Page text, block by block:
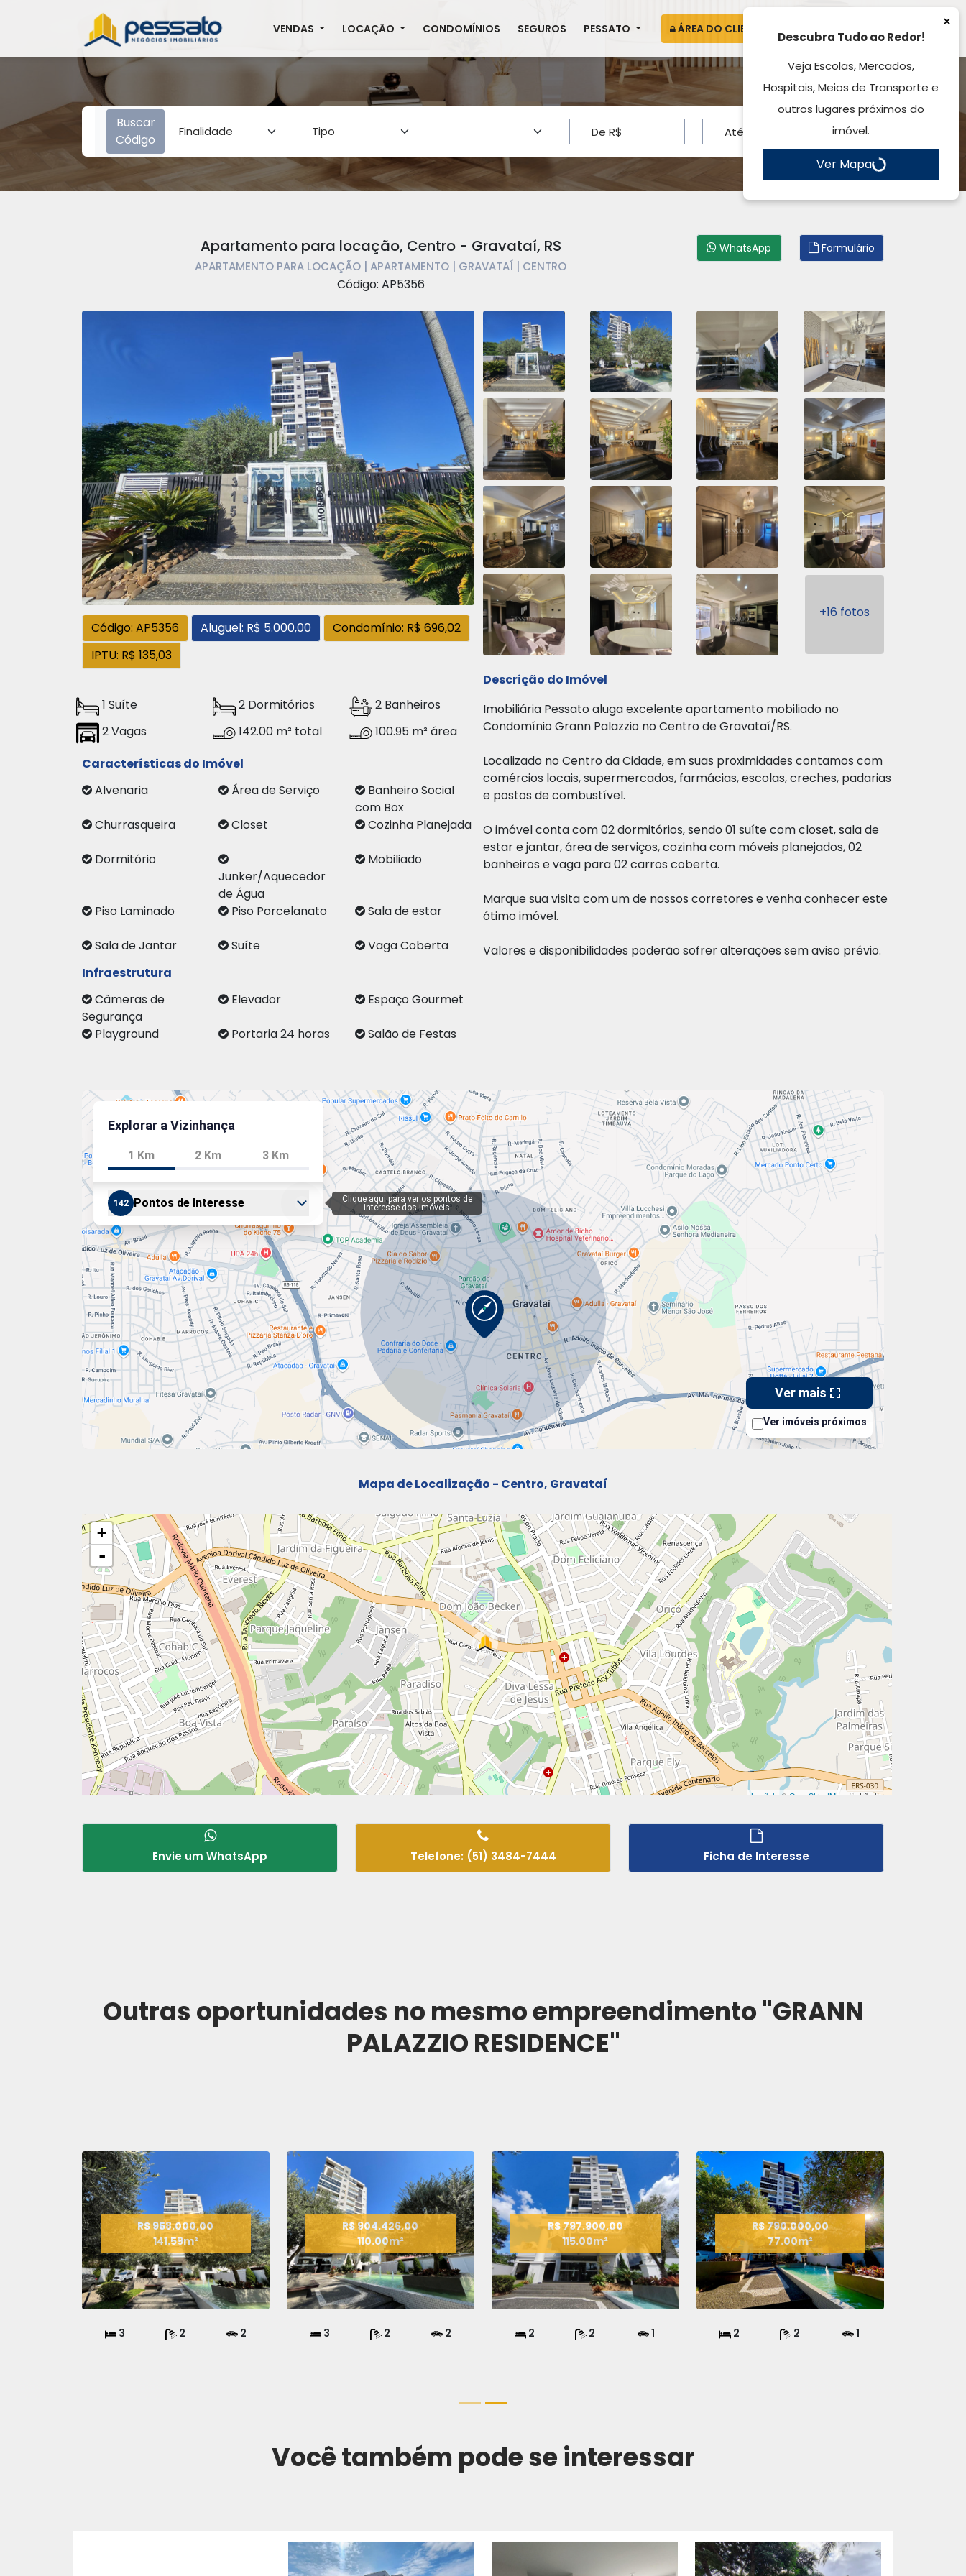
VENDAS LOCAÇÃO CONDOMÍNIOS SEGUROS PESSATO ÁREA DO CLIENTE ATENDIMENTO
Buscar
Código
Apartamento para locação, Centro - Gravataí, RS
APARTAMENTO PARA LOCAÇÃO | APARTAMENTO | GRAVATAÍ | CENTRO
Código: AP5356
WhatsApp Formulário
Código: AP5356 Aluguel: R$ 5.000,00
Condomínio: R$ 696,02
IPTU: R$ 135,03
1 Suíte 2 Dormitórios
2 Banheiros
2 Vagas
142.00 m² total
100.95 m² área
Características do Imóvel
Alvenaria
Área de Serviço
Banheiro Social
com Box
Churrasqueira
Closet Cozinha Planejada
Dormitório
Junker/Aquecedor
de Água
Mobiliado
Piso Laminado Piso Porcelanato Sala de estar
Sala de Jantar Suíte
Vaga Coberta
Infraestrutura
Câmeras de
Segurança
Elevador Espaço Gourmet
Playground Portaria 24 horas Salão de Festas
+16 fotos
Descrição do Imóvel
Imobiliária Pessato aluga excelente apartamento mobiliado no
Condomínio Grann Palazzio no Centro de Gravataí/RS.
Localizado no Centro da Cidade, em suas proximidades contamos com
comércios locais, supermercados, farmácias, escolas, creches, padarias
e postos de combustível.
O imóvel conta com 02 dormitórios, sendo 01 suíte com closet, sala de
estar e jantar, área de serviços, cozinha com móveis planejados, 02
banheiros e vaga para 02 carros coberta.
Marque sua visita com um de nossos corretores e venha conhecer este
ótimo imóvel.
Valores e disponibilidades poderão sofrer alterações sem aviso prévio.
Mapa de Localização - Centro, Gravataí
Envie um WhatsApp Telefone: (51) 3484-7444 Ficha de Interesse
Outras oportunidades no mesmo empreendimento "GRANN
PALAZZIO RESIDENCE"
R$ 958.000,00
141.59m²
3 2 2
R$ 904.426,00
110.00m²
3 2 2
R$ 797.900,00
115.00m²
2 2 1
R$ 790.000,00
77.00m²
2 2 1
Você também pode se interessar
×
Descubra Tudo ao Redor!
Veja Escolas, Mercados,
Hospitais, Meios de Transporte e
outros lugares próximos do
imóvel.
Ver Mapa